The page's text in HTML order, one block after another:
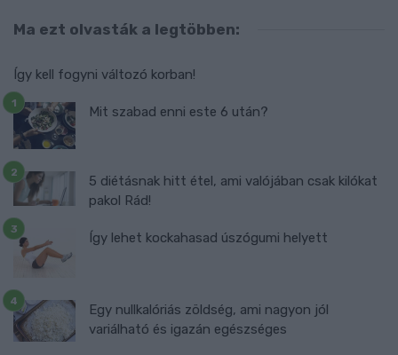
Ma ezt olvasták a legtöbben:
Így kell fogyni változó korban!
Mit szabad enni este 6 után?
5 diétásnak hitt étel, ami valójában csak kilókat
pakol Rád!
Így lehet kockahasad úszógumi helyett
Egy nullkalóriás zöldség, ami nagyon jól
variálható és igazán egészséges